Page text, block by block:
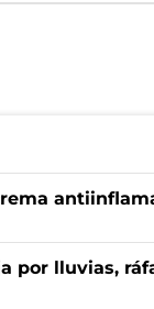
por lluvias,